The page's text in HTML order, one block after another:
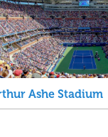
Ashe Stadium